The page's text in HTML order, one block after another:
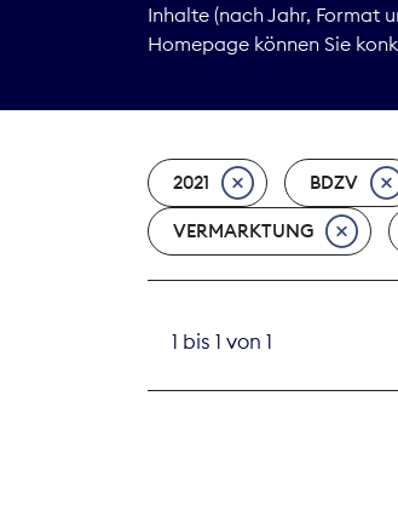
Service
Inhalte (nach Jahr, Format
Homepage können Sie
2021 BDZV
VERMARKTUNG
1 bis 1 von 1